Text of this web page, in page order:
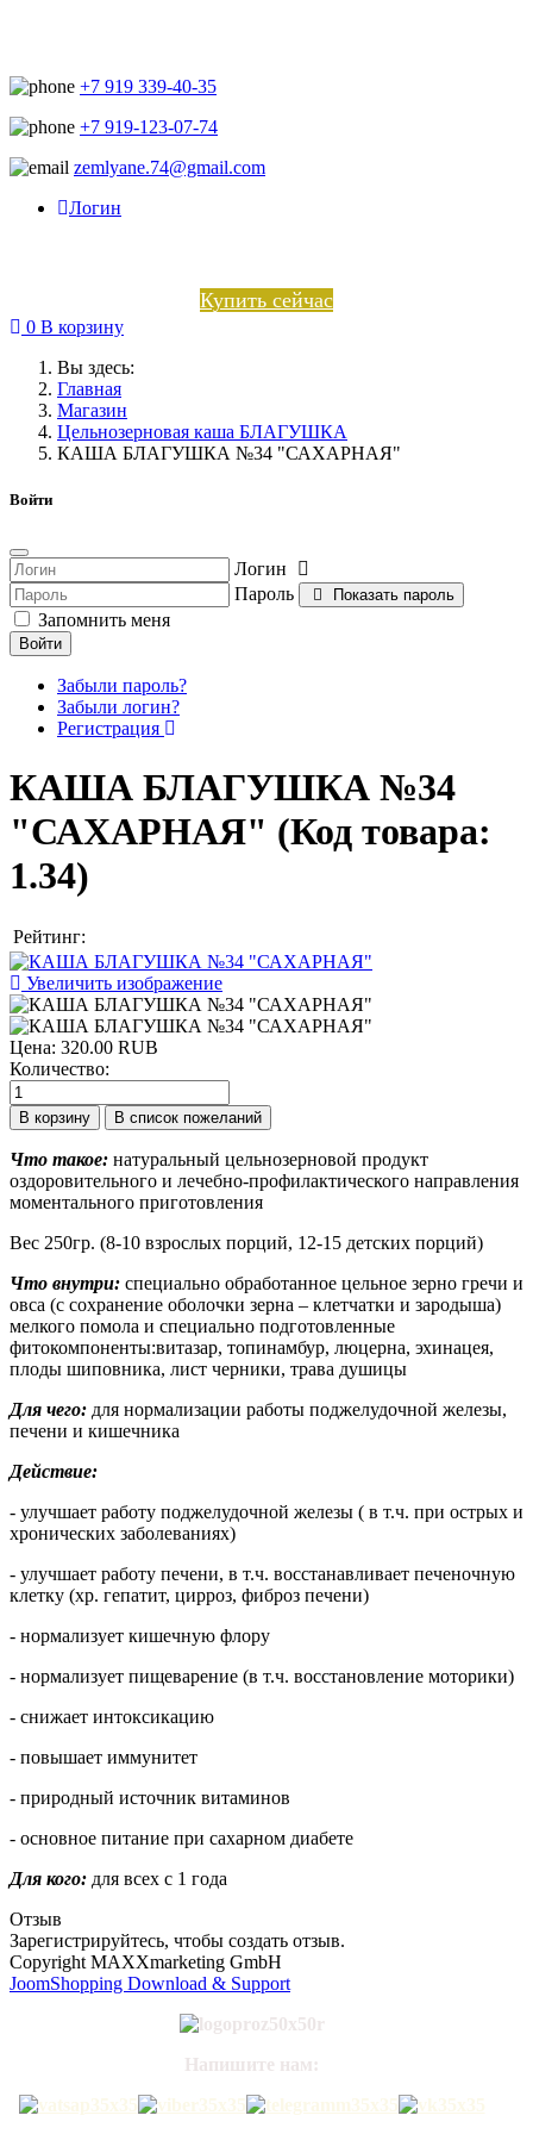
+7 919 339-40-35
+7 919-123-07-74
zemlyane.74@gmail.com
Логин
Купить сейчас
0 В корзину
Вы здесь:
Главная
Магазин
Цельнозерновая каша БЛАГУШКА
КАША БЛАГУШКА №34 "САХАРНАЯ"
Войти
Логин
Пароль
Показать пароль
Запомнить меня
Войти
Забыли пароль?
Забыли логин?
Регистрация
КАША БЛАГУШКА №34
"САХАРНАЯ" (Код товара:
1.34)
Рейтинг:
Увеличить изображение
Цена: 320.00 RUB
Количество:
Что такое: натуральный цельнозерновой продукт
оздоровительного и лечебно-профилактического направления
моментального приготовления
Вес 250гр. (8-10 взрослых порций, 12-15 детских порций)
Что внутри: специально обработанное цельное зерно гречи и
овса (с сохранение оболочки зерна – клетчатки и зародыша)
мелкого помола и специально подготовленные
фитокомпоненты:витазар, топинамбур, люцерна, эхинацея,
плоды шиповника, лист черники, трава душицы
Для чего: для нормализации работы поджелудочной железы,
печени и кишечника
Действие:
- улучшает работу поджелудочной железы ( в т.ч. при острых и
хронических заболеваниях)
- улучшает работу печени, в т.ч. восстанавливает печеночную
клетку (хр. гепатит, цирроз, фиброз печени)
- нормализует кишечную флору
- нормализует пищеварение (в т.ч. восстановление моторики)
- снижает интоксикацию
- повышает иммунитет
- природный источник витаминов
- основное питание при сахарном диабете
Для кого: для всех с 1 года
Отзыв
Зарегистрируйтесь, чтобы создать отзыв.
Copyright MAXXmarketing GmbH
JoomShopping Download & Support
Напишите нам: